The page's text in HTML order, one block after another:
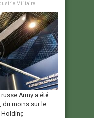
Militaire
Army a été
du moins sur le
Holding